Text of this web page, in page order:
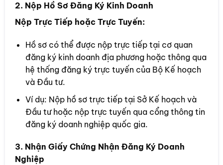
2. Nộp Hồ Sơ Đăng Ký Kinh Doanh
Nộp Trực Tiếp hoặc Trực Tuyến:
Hồ sơ có thể được nộp trực tiếp tại cơ quan
đăng ký kinh doanh địa phương hoặc thông qua
hệ thống đăng ký trực tuyến của Bộ Kế hoạch
và Đầu tư.
Ví dụ: Nộp hồ sơ trực tiếp tại Sở Kế hoạch và
Đầu tư hoặc nộp trực tuyến qua cổng thông tin
đăng ký doanh nghiệp quốc gia.
3. Nhận Giấy Chứng Nhận Đăng Ký Doanh
Nghiệp